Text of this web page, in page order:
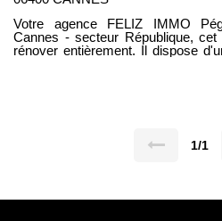
Votre agence FELIZ IMMO
Cannes - secteur République,
rénover entièrement. Il dispose
1/1